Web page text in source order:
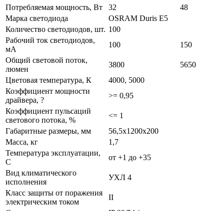
Потребляемая мощность, Вт
32
48
Марка светодиода
OSRAM Duris E5
Количество светодиодов, шт. 100
Рабочий ток светодиодов,
мА
100
150
Общий световой поток,
люмен
3800
5650
Цветовая температура, К
4000, 5000
Коэффициент мощности
драйвера, ?
>= 0,95
Коэффициент пульсаций
светового потока, %
<= 1
Габаритные размеры, мм
56,5х1200х200
Масса, кг
1,7
Температура эксплуатации,
С
от +1 до +35
Вид климатического
исполнения
УХЛ 4
Класс защиты от поражения
электрическим током
II